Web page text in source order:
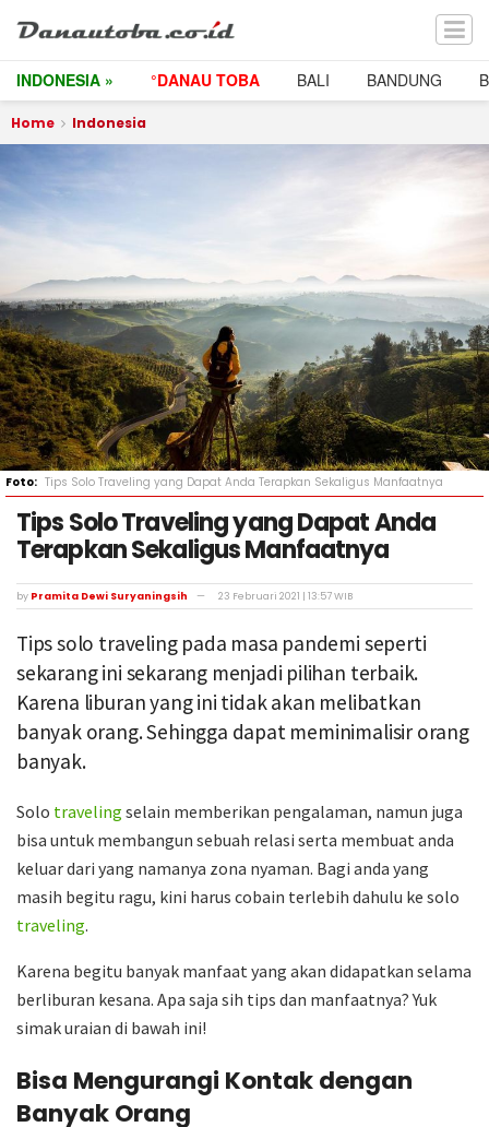
INDONESIA » °DANAU TOBA BALI BANDUNG
Home Indonesia
Tips Solo Traveling yang Dapat Anda Terapkan Sekaligus Manfaatnya
Tips Solo Traveling yang Dapat Anda
Terapkan Sekaligus Manfaatnya
by Pramita Dewi Suryaningsih 23 Februari 2021 | 13:57 WIB
Tips solo traveling pada masa pandemi seperti
sekarang ini sekarang menjadi pilihan terbaik.
Karena liburan yang ini tidak akan melibatkan
banyak orang. Sehingga dapat meminimalisir orang
banyak.
Solo traveling selain memberikan pengalaman, namun juga
bisa untuk membangun sebuah relasi serta membuat anda
keluar dari yang namanya zona nyaman. Bagi anda yang
masih begitu ragu, kini harus cobain terlebih dahulu ke solo
traveling.
Karena begitu banyak manfaat yang akan didapatkan selama
berliburan kesana. Apa saja sih tips dan manfaatnya? Yuk
simak uraian di bawah ini!
Bisa Mengurangi Kontak dengan
Banyak Orang